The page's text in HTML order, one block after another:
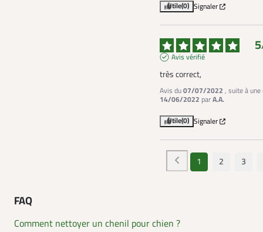
Utile(0) Signaler
5
Avis vérifié
très correct,
Avis du07/07/2022 , suite à une
14/06/2022 parA.A.
Utile(0) Signaler
1 2 3
FAQ
Comment nettoyer un chenil pour chien ?